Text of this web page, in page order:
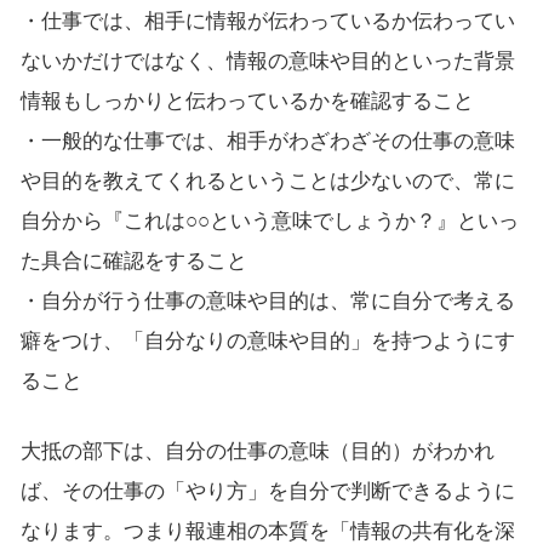
・仕事では、相手に情報が伝わっているか伝わってい
ないかだけではなく、情報の意味や目的といった背景
情報もしっかりと伝わっているかを確認すること
・一般的な仕事では、相手がわざわざその仕事の意味
や目的を教えてくれるということは少ないので、常に
自分から『これは○○という意味でしょうか？』といっ
た具合に確認をすること
・自分が行う仕事の意味や目的は、常に自分で考える
癖をつけ、「自分なりの意味や目的」を持つようにす
ること
大抵の部下は、自分の仕事の意味（目的）がわかれ
ば、その仕事の「やり方」を自分で判断できるように
なります。つまり報連相の本質を「情報の共有化を深